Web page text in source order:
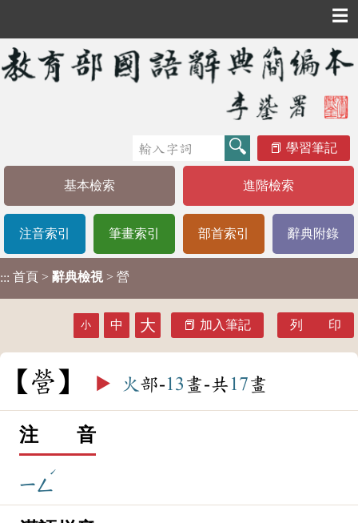
☰
學習筆記
基本檢索 進階檢索
注音索引 筆畫索引 部首索引 辭典附錄
::: 首頁 > 辭典檢視 > 營
小 中 大 加入筆記 列 印
營 ▶️ 火部-13 畫-共 17畫
注 音
ㄧㄥ
ˊ